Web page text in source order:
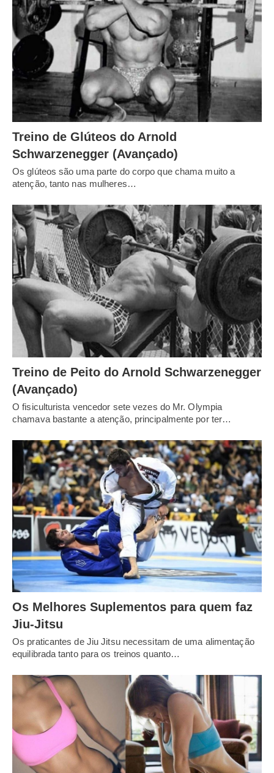
Treino de Glúteos do Arnold
Schwarzenegger (Avançado)
Os glúteos são uma parte do corpo que chama muito a
atenção, tanto nas mulheres…
Treino de Peito do Arnold Schwarzenegger
(Avançado)
O fisiculturista vencedor sete vezes do Mr. Olympia
chamava bastante a atenção, principalmente por ter…
Os Melhores Suplementos para quem faz
Jiu-Jitsu
Os praticantes de Jiu Jitsu necessitam de uma alimentação
equilibrada tanto para os treinos quanto…